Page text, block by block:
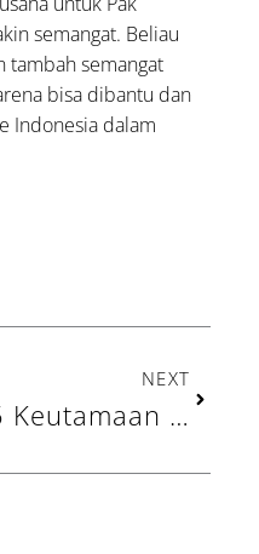
semangat. Beliau
tambah semangat
bisa dibantu dan
Indonesia dalam
NEXT
5 Keutamaan Bulan Ramadhan: Bulan Penuh Berkah dan Turunnya Al-Qur’an